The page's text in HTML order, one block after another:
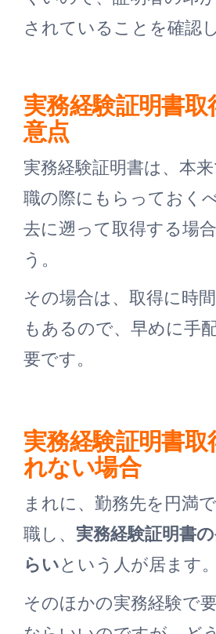
されていることを確認
実務経験証明書
意点
実務経験証明書は、本
職の際にもらっておく
去に遡って取得する場
う。
その場合は、取得に時
もあるので、早めに手
要です。
実務経験証明書
れない場合
まれに、勤務先を円満
職し、 実務経験証明書
らいという人が居ます。
そのほかの実務経験で